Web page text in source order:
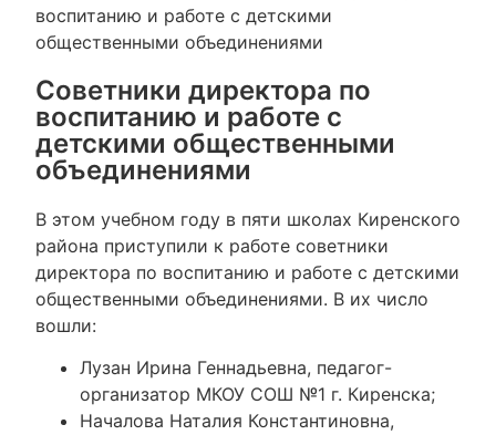
воспитанию и работе с детскими
общественными объединениями
Советники директора по
воспитанию и работе с
детскими общественными
объединениями
В этом учебном году в пяти школах Киренского
района приступили к работе советники
директора по воспитанию и работе с детскими
общественными объединениями. В их число
вошли:
Лузан Ирина Геннадьевна, педагог-
организатор МКОУ СОШ №1 г. Киренска;
Началова Наталия Константиновна,